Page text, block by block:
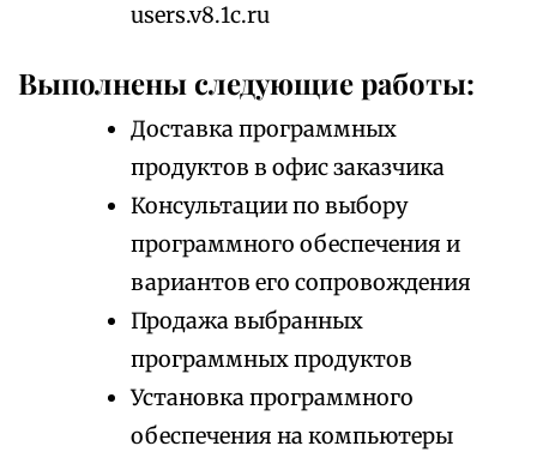
users.v8.1c.ru
Выполнены следующие работы:
Доставка программных
продуктов в офис заказчика
Консультации по выбору
программного обеспечения и
вариантов его сопровождения
Продажа выбранных
программных продуктов
Установка программного
обеспечения на компьютеры